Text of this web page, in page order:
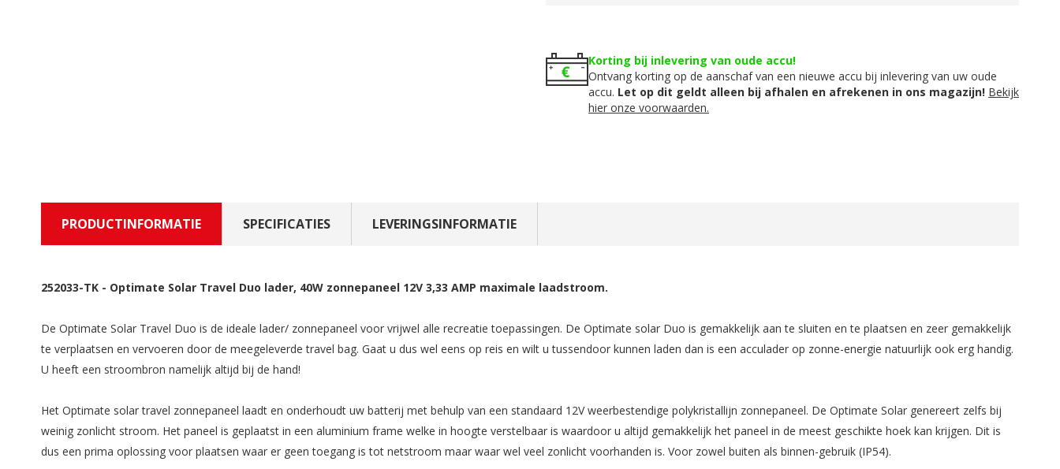
Korting bij inlevering van oude accu!
Ontvang korting op de aanschaf van een nieuwe accu bij inlevering van uw oude
accu. Let op dit geldt alleen bij afhalen en afrekenen in ons magazijn! Bekijk
hier onze voorwaarden.
PRODUCTINFORMATIE
252033-TK - Optimate Solar Travel Duo lader, 40W zonnepaneel 12V 3,33 AMP maximale laadstroom.
De Optimate Solar Travel Duo is de ideale lader/ zonnepaneel voor vrijwel alle recreatie toepassingen. De Optimate solar Duo is gemakkelijk aan te sluiten en te plaatsen en zeer gemakkelijk
te verplaatsen en vervoeren door de meegeleverde travel bag. Gaat u dus wel eens op reis en wilt u tussendoor kunnen laden dan is een acculader op zonne-energie natuurlijk ook erg handig.
U heeft een stroombron namelijk altijd bij de hand!
Het Optimate solar travel zonnepaneel laadt en onderhoudt uw batterij met behulp van een standaard 12V weerbestendige polykristallijn zonnepaneel. De Optimate Solar genereert zelfs bij
weinig zonlicht stroom. Het paneel is geplaatst in een aluminium frame welke in hoogte verstelbaar is waardoor u altijd gemakkelijk het paneel in de meest geschikte hoek kan krijgen. Dit is
dus een prima oplossing voor plaatsen waar er geen toegang is tot netstroom maar waar wel veel zonlicht voorhanden is. Voor zowel buiten als binnen-gebruik (IP54).
SPECIFICATIES LEVERINGSINFORMATIE